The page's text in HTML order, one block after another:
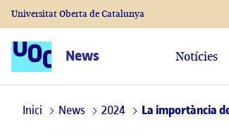
Universitat Oberta de Catalunya
News Notícies
Inici News 2024 La importància